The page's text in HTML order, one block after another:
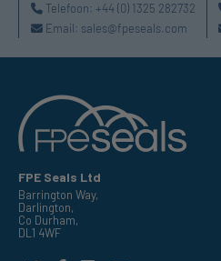
Telefoon: +44 (0) 1325 282732
Email: sales@fpeseals.com
FPE Seals Ltd
Barrington Way,
Darlington,
Co Durham,
DL1 4WF